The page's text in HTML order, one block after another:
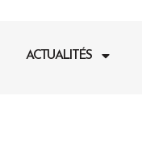
ACTUALITÉS